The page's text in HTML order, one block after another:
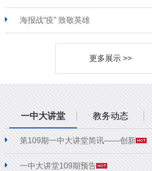
海报战“疫” 致敬英雄
更多展示 >>
一中大讲堂 教务动态
第109期一中大讲堂简讯——创新
一中大讲堂109期预告